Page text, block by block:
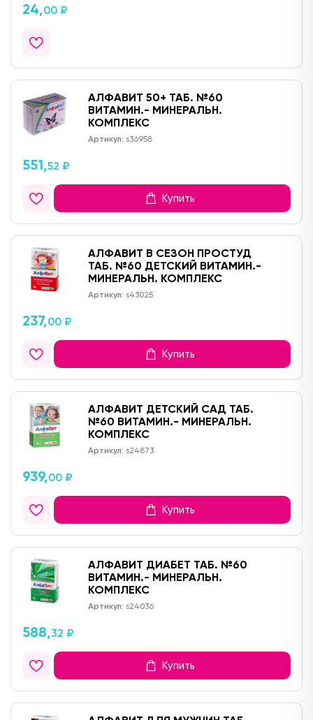
24,00 ₽
АЛФАВИТ 50+ ТАБ. №60
ВИТАМИН.- МИНЕРАЛЬН.
КОМПЛЕКС
Артикул: s36958
551,52 ₽
Купить
АЛФАВИТ В СЕЗОН ПРОСТУД
ТАБ. №60 ДЕТСКИЙ ВИТАМИН.-
МИНЕРАЛЬН. КОМПЛЕКС
Артикул: s43025
237,00 ₽
Купить
АЛФАВИТ ДЕТСКИЙ САД ТАБ.
№60 ВИТАМИН.- МИНЕРАЛЬН.
КОМПЛЕКС
Артикул: s24873
939,00 ₽
Купить
АЛФАВИТ ДИАБЕТ ТАБ. №60
ВИТАМИН.- МИНЕРАЛЬН.
КОМПЛЕКС
Артикул: s24036
588,32 ₽
Купить